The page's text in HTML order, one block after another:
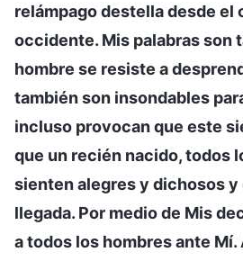
relámpago destella desde el
occidente. Mis palabras son
hombre se resiste a
también son insondables
incluso provocan que este
que un recién nacido, todos
sienten alegres y dichosos y
llegada. Por medio de Mis
a todos los hombres ante Mí.